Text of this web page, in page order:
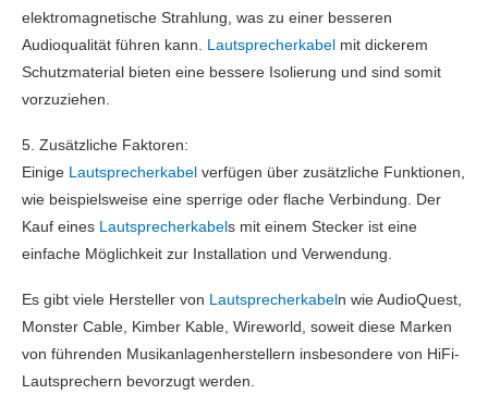
elektromagnetische Strahlung, was zu einer besseren
Audioqualität führen kann. Lautsprecherkabel mit dickerem
Schutzmaterial bieten eine bessere Isolierung und sind somit
vorzuziehen.
5. Zusätzliche Faktoren:
Einige Lautsprecherkabel verfügen über zusätzliche Funktionen,
wie beispielsweise eine sperrige oder flache Verbindung. Der
Kauf eines Lautsprecherkabels mit einem Stecker ist eine
einfache Möglichkeit zur Installation und Verwendung.
Es gibt viele Hersteller von Lautsprecherkabeln wie AudioQuest,
Monster Cable, Kimber Kable, Wireworld, soweit diese Marken
von führenden Musikanlagenherstellern insbesondere von HiFi-
Lautsprechern bevorzugt werden.